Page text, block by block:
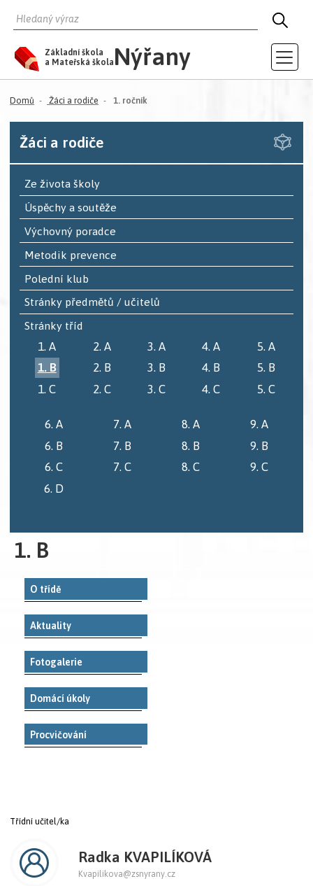
HLEDAT
Základní škola
a Mateřská škola Nýřany
Domů Žáci a rodiče 1. ročník
Žáci a rodiče
Ze života školy
Úspěchy a soutěže
Výchovný poradce
Metodik prevence
Polední klub
Stránky předmětů / učitelů
Stránky tříd
1. A
1. B
1. C
2. A
2. B
2. C
3. A
3. B
3. C
4. A
4. B
4. C
5. A
5. B
5. C
6. A
6. B
6. C
6. D
7. A
7. B
7. C
8. A
8. B
8. C
9. A
9. B
9. C
1. B
O třídě
Aktuality
Fotogalerie
Domácí úkoly
Procvičování
Třídní učitel/ka
Radka KVAPILÍKOVÁ
Kvapilikova@zsnyrany.cz